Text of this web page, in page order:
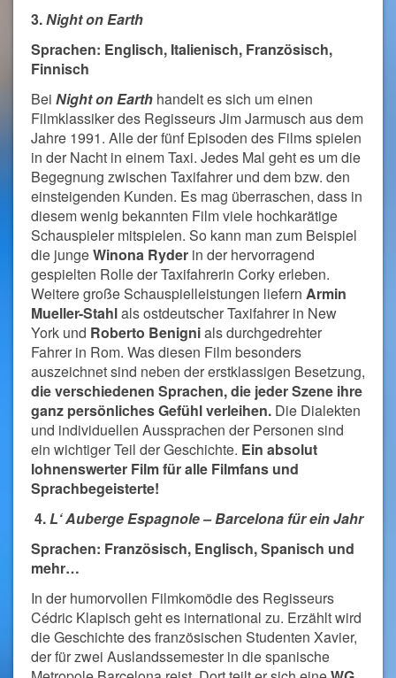
3.Night on Earth
Sprachen: Englisch, Italienisch, Französisch,
Finnisch
Bei Night on Earth handelt es sich um einen
Filmklassiker des Regisseurs Jim Jarmusch aus dem
Jahre 1991. Alle der fünf Episoden des Films spielen
in der Nacht in einem Taxi. Jedes Mal geht es um die
Begegnung zwischen Taxifahrer und dem bzw. den
einsteigenden Kunden. Es mag überraschen, dass in
diesem wenig bekannten Film viele hochkarätige
Schauspieler mitspielen. So kann man zum Beispiel
die jungeWinona Ryder in der hervorragend
gespielten Rolle der Taxifahrerin Corky erleben.
Weitere große Schauspielleistungen liefern Armin
Mueller-Stahlals ostdeutscher Taxifahrer in New
York und Roberto Benignials durchgedrehter
Fahrer in Rom. Was diesen Film besonders
auszeichnet sind neben der erstklassigen Besetzung,
die verschiedenen Sprachen, die jeder Szene ihre
ganz persönliches Gefühl verleihen. Die Dialekten
und individuellen Aussprachen der Personen sind
ein wichtiger Teil der Geschichte. Ein absolut
lohnenswerter Film für alle Filmfans und
Sprachbegeisterte!
4.L‘ Auberge Espagnole – Barcelona für ein Jahr
Sprachen: Französisch, Englisch, Spanisch und
mehr…
In der humorvollen Filmkomödie des Regisseurs
Cédric Klapisch geht es international zu. Erzählt wird
die Geschichte des französischen Studenten Xavier,
der für zwei Auslandssemester in die spanische